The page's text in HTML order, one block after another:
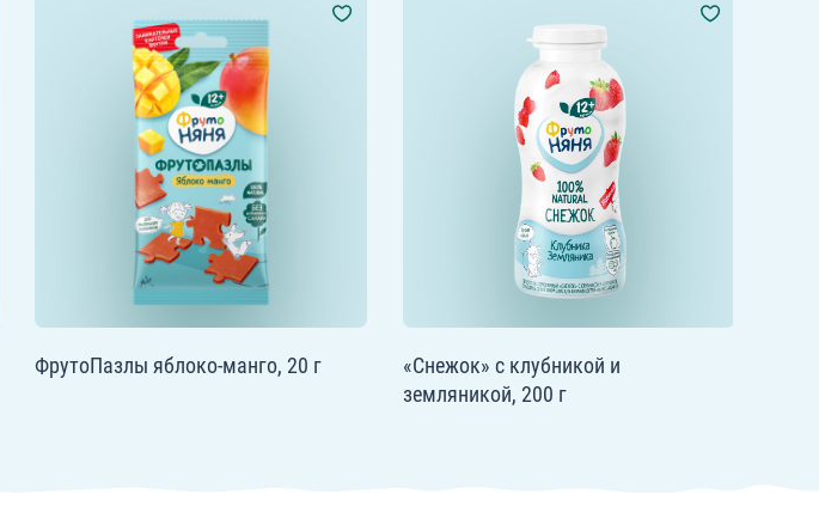
ФрутоПазлы яблоко-манго, 20 г
«Снежок» с клубникой и
земляникой, 200 г